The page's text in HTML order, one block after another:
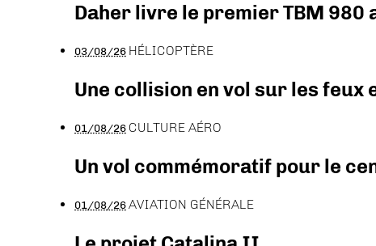
Daher livre le premier TBM 980
03/08/26 HÉLICOPTÈRE
Une collision en vol sur les feux
01/08/26 CULTURE AÉRO
Un vol commémoratif pour le
01/08/26AVIATION GÉNÉRALE